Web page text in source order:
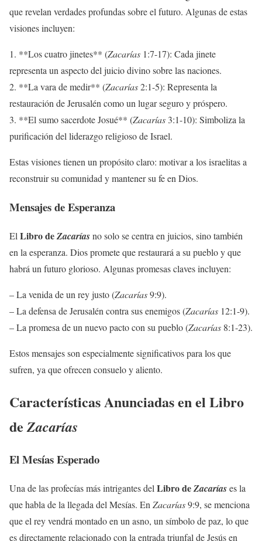
que revelan verdades profundas sobre el futuro. Algunas de estas
visiones incluyen:
1. **Los cuatro jinetes** (Zacarías 1:7-17): Cada jinete
representa un aspecto del juicio divino sobre las naciones.
2. **La vara de medir** (Zacarías2:1-5): Representa la
restauración de Jerusalén como un lugar seguro y próspero.
3. **El sumo sacerdote Josué** (Zacarías 3:1-10): Simboliza la
purificación del liderazgo religioso de Israel.
Estas visiones tienen un propósito claro: motivar a los israelitas a
reconstruir su comunidad y mantener su fe en Dios.
Mensajes de Esperanza
El Libro deZacaríasno solo se centra en juicios, sino también
en la esperanza. Dios promete que restaurará a su pueblo y que
habrá un futuro glorioso. Algunas promesas claves incluyen:
– La venida de un rey justo (Zacarías9:9).
– La defensa de Jerusalén contra sus enemigos (Zacarías 12:1-9).
– La promesa de un nuevo pacto con su pueblo (Zacarías 8:1-23).
Estos mensajes son especialmente significativos para los que
sufren, ya que ofrecen consuelo y aliento.
Características Anunciadas en el Libro
deZacarías
El Mesías Esperado
Una de las profecías más intrigantes del Libro deZacaríases la
que habla de la llegada del Mesías. En Zacarías9:9, se menciona
que el rey vendrá montado en un asno, un símbolo de paz, lo que
es directamente relacionado con la entrada triunfal de Jesús en